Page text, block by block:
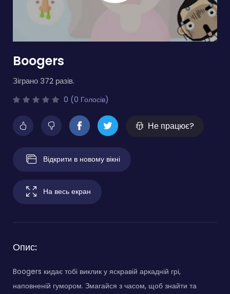
Boogers
Зіграно 372 разів.
0 (0 Голосів)
Не працює?
Відкрити в новому вікні
На весь екран
Опис:
Boogers кидає тобі виклик у яскравій аркадній грі,
наповненій гумором. Змагайся з часом, щоб знайти та